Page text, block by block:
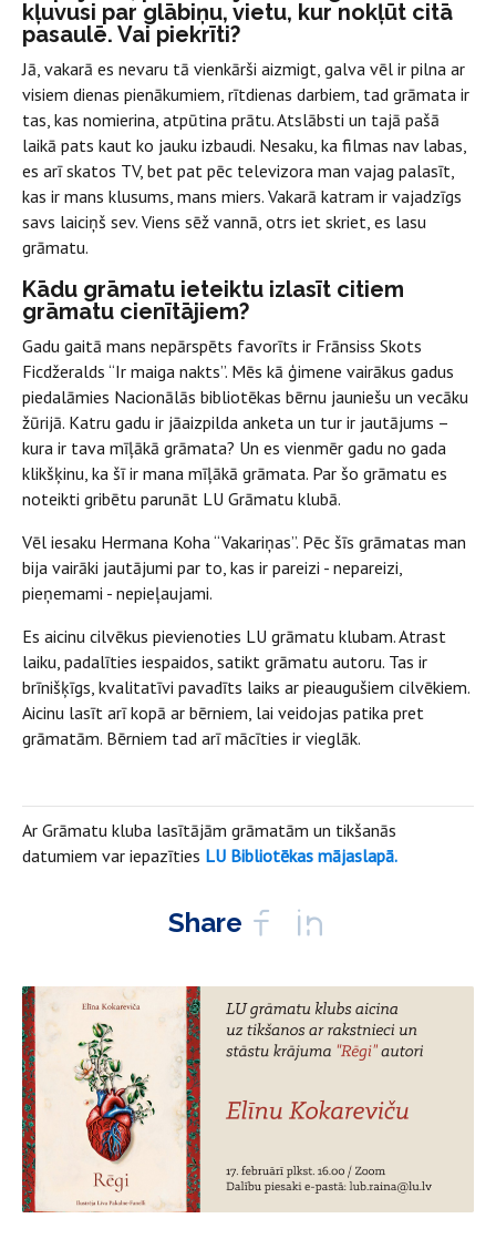
kļuvusi par glābiņu, vietu, kur nokļūt citā
pasaulē. Vai piekrīti?
Jā, vakarā es nevaru tā vienkārši aizmigt, galva vēl ir pilna ar
visiem dienas pienākumiem, rītdienas darbiem, tad grāmata ir
tas, kas nomierina, atpūtina prātu. Atslābsti un tajā pašā
laikā pats kaut ko jauku izbaudi. Nesaku, ka filmas nav labas,
es arī skatos TV, bet pat pēc televizora man vajag palasīt,
kas ir mans klusums, mans miers. Vakarā katram ir vajadzīgs
savs laiciņš sev. Viens sēž vannā, otrs iet skriet, es lasu
grāmatu.
Kādu grāmatu ieteiktu izlasīt citiem
grāmatu cienītājiem?
Gadu gaitā mans nepārspēts favorīts ir Frānsiss Skots
Ficdžeralds “Ir maiga nakts”. Mēs kā ģimene vairākus gadus
piedalāmies Nacionālās bibliotēkas bērnu jauniešu un vecāku
žūrijā. Katru gadu ir jāaizpilda anketa un tur ir jautājums –
kura ir tava mīļākā grāmata? Un es vienmēr gadu no gada
klikšķinu, ka šī ir mana mīļākā grāmata. Par šo grāmatu es
noteikti gribētu parunāt LU Grāmatu klubā.
Vēl iesaku Hermana Koha “Vakariņas”. Pēc šīs grāmatas man
bija vairāki jautājumi par to, kas ir pareizi - nepareizi,
pieņemami - nepieļaujami.
Es aicinu cilvēkus pievienoties LU grāmatu klubam. Atrast
laiku, padalīties iespaidos, satikt grāmatu autoru. Tas ir
brīnišķīgs, kvalitatīvi pavadīts laiks ar pieaugušiem cilvēkiem.
Aicinu lasīt arī kopā ar bērniem, lai veidojas patika pret
grāmatām. Bērniem tad arī mācīties ir vieglāk.
Ar Grāmatu kluba lasītājām grāmatām un tikšanās
datumiem var iepazīties LU Bibliotēkas mājaslapā.
Share